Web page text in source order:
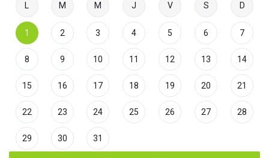
L M M J V S D
1 2 3 4 5 6 7
8 9 10 11 12 13 14
15 16 17 18 19 20 21
22 23 24 25 26 27 28
29 30 31